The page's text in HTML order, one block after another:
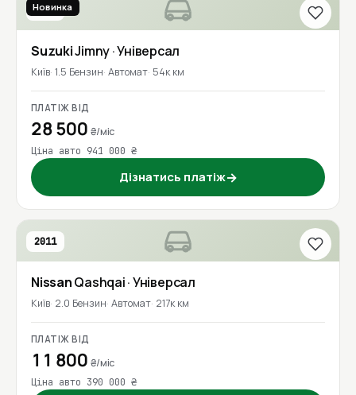
2019
Новинка
SuzukiJimny· Універсал
Київ 1.5 Бензин Автомат 54к км
ПЛАТІЖ ВІД
28 500 ₴/міс
Ціна авто 941 000 ₴
Дізнатись платіж→
2011
NissanQashqai· Універсал
Київ 2.0 Бензин Автомат 217к км
ПЛАТІЖ ВІД
11 800 ₴/міс
Ціна авто 390 000 ₴